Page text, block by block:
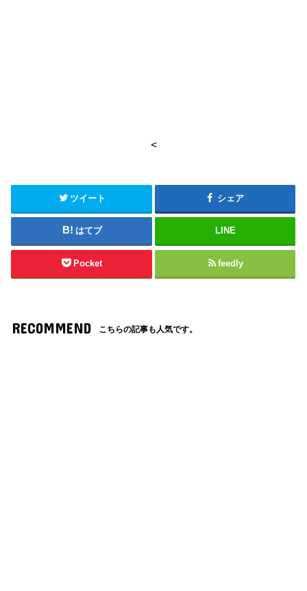
<
ツイート シェア
はてブ LINE
Pocket feedly
RECOMMEND こちらの記事も人気です。